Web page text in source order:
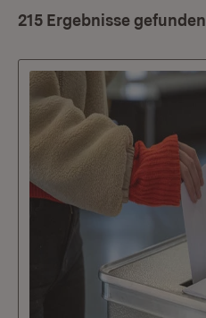
215 Ergebnisse gefunden